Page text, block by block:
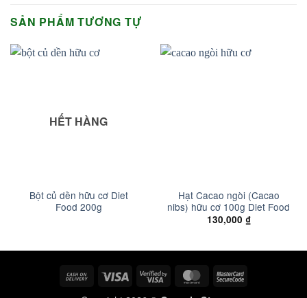
SẢN PHẨM TƯƠNG TỰ
HẾT HÀNG
Bột củ dền hữu cơ Diet
Food 200g
Hạt Cacao ngòi (Cacao
nibs) hữu cơ 100g Diet Food
130,000 ₫
Cash
Visa
Visa
MasterCardMasterCard